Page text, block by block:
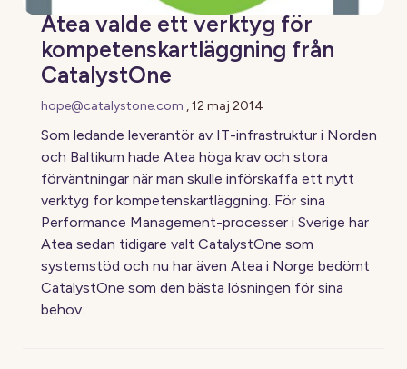
Atea valde ett verktyg för
kompetenskartläggning från
CatalystOne
hope@catalystone.com ,12 maj 2014
Som ledande leverantör av IT-infrastruktur i Norden
och Baltikum hade Atea höga krav och stora
förväntningar när man skulle införskaffa ett nytt
verktyg for kompetenskartläggning. För sina
Performance Management-processer i Sverige har
Atea sedan tidigare valt CatalystOne som
systemstöd och nu har även Atea i Norge bedömt
CatalystOne som den bästa lösningen för sina
behov.